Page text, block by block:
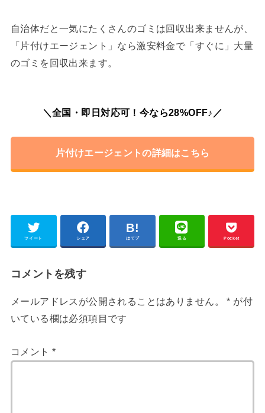
自治体だと一気にたくさんのゴミは回収出来ませんが、
「片付けエージェント」なら激安料金で「すぐに」大量
のゴミを回収出来ます。
＼全国・即日対応可！今なら28%OFF♪／
片付けエージェントの詳細はこちら
ツイート シェア はてブ 送る Pocket
コメントを残す
メールアドレスが公開されることはありません。 * が付
いている欄は必須項目です
コメント *